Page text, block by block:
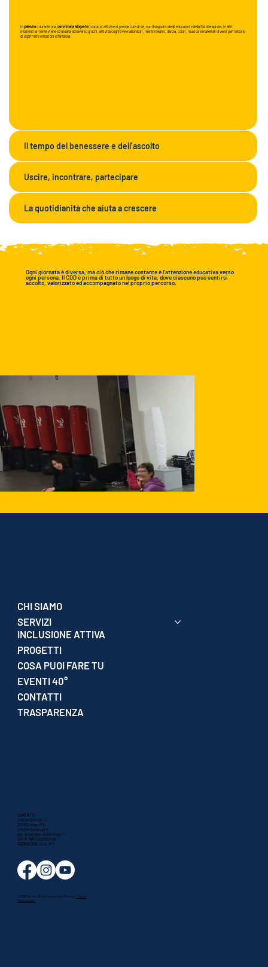
Inpalestrao durante unacamminata all’apertoil corpo si attiva e si prende cura di sé, con il supporto degli educatori e della fisioterapista. In altri
momenti la mente viene stimolata attraverso giochi, attività cognitive e laboratori, mentre teatro, danza, colori, musica e materiali diversi permettono
di esprimere emozioni e fantasia.
Il tempo del benessere e dell’ascolto
Uscire, incontrare, partecipare
La quotidianità che aiuta a crescere
Ogni giornata è diversa, ma ciò che rimane costante è l’attenzione educativa verso
ogni persona. Il CDD è prima di tutto un luogo di vita, dove ciascuno può sentirsi
accolto, valorizzato ed accompagnato nel proprio percorso.
CONTATTI
Via Don Gnocchi, 3
20065 Inzago (MI)
info@archeinzago.it
pec: arche@pec.archeinzago.it
CF/ P. IVA: 08229260156
CODICE SDI
: USAL8PV
© 2026 Archè. All rights reserved. | Made byTramite
Privacy policy
CHI SIAMO
SERVIZI
INCLUSIONE ATTIVA
PROGETTI
COSA PUOI FARE TU
EVENTI 40°
CONTATTI
TRASPARENZA